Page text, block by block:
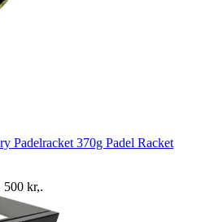
Padelracket 370g Padel Racket
500 kr,.